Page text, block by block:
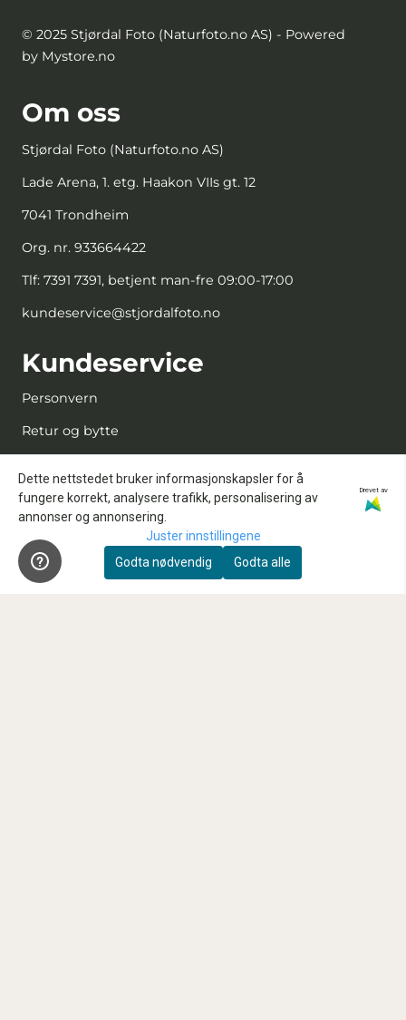
© 2025 Stjørdal Foto (Naturfoto.no AS) - Powered
by Mystore.no
Om oss
Stjørdal Foto (Naturfoto.no AS)
Lade Arena, 1. etg. Haakon VIIs gt. 12
7041 Trondheim
Org. nr. 933664422
Tlf: 7391 7391, betjent man-fre 09:00-17:00
kundeservice@stjordalfoto.no
Kundeservice
Personvern
Retur og bytte
Kontakt oss
Reparasjon og service
Innbytte
Dette nettstedet bruker informasjonskapsler for å
fungere korrekt, analysere trafikk, personalisering av
annonser og annonsering.
Drevet av
Juster innstillingene
Godta nødvendig
Godta alle